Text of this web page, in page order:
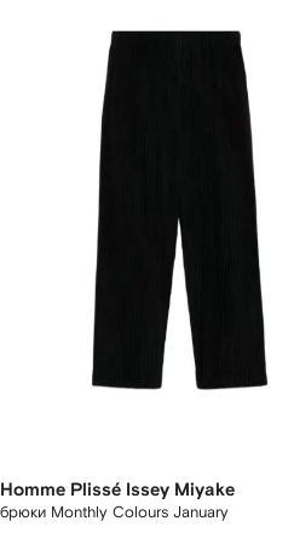
Homme Plissé Issey Miyake
брюки Monthly Colours January